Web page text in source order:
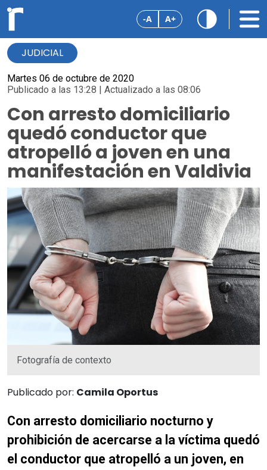
-A A+
JUDICIAL
Martes 06 de octubre de 2020
Publicado a las 13:28 | Actualizado a las 08:06
Con arresto domiciliario
quedó conductor que
atropelló a joven en una
manifestación en Valdivia
Fotografía de contexto
Publicado por: Camila Oportus
Con arresto domiciliario nocturno y
prohibición de acercarse a la víctima quedó
el conductor que atropelló a un joven, en